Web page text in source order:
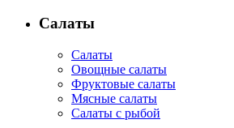
Салаты
Салаты
Овощные салаты
Фруктовые салаты
Мясные салаты
Салаты с рыбой